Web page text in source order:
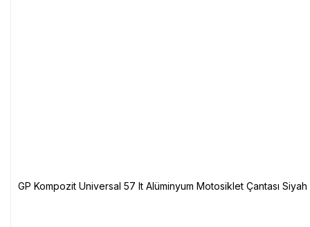
GP Kompozit Universal 57 lt Alüminyum Motosiklet Çantası Siyah